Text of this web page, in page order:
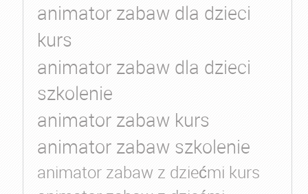
animator zabaw dla dzieci
kurs
animator zabaw dla dzieci
szkolenie
animator zabaw kurs
animator zabaw szkolenie
animator zabaw z dziećmi kurs